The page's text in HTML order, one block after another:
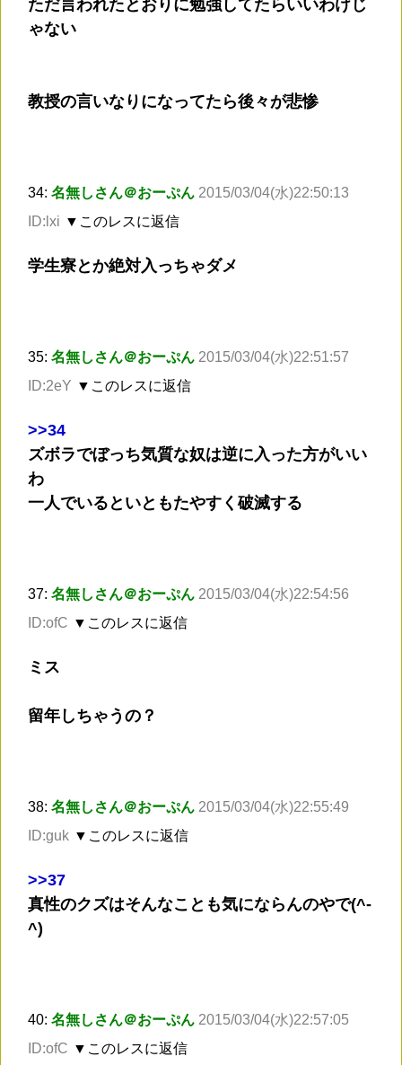
ただ言われたとおりに勉強してたらいいわけじ
ゃない
教授の言いなりになってたら後々が悲惨
34: 名無しさん＠おーぷん 2015/03/04(水)22:50:13
ID:lxi ▼このレスに返信
学生寮とか絶対入っちゃダメ
35: 名無しさん＠おーぷん 2015/03/04(水)22:51:57
ID:2eY ▼このレスに返信
>>34
ズボラでぼっち気質な奴は逆に入った方がいい
わ
一人でいるといともたやすく破滅する
37: 名無しさん＠おーぷん 2015/03/04(水)22:54:56
ID:ofC ▼このレスに返信
ミス
留年しちゃうの？
38: 名無しさん＠おーぷん 2015/03/04(水)22:55:49
ID:guk ▼このレスに返信
>>37
真性のクズはそんなことも気にならんのやで(^-
^)
40: 名無しさん＠おーぷん 2015/03/04(水)22:57:05
ID:ofC ▼このレスに返信